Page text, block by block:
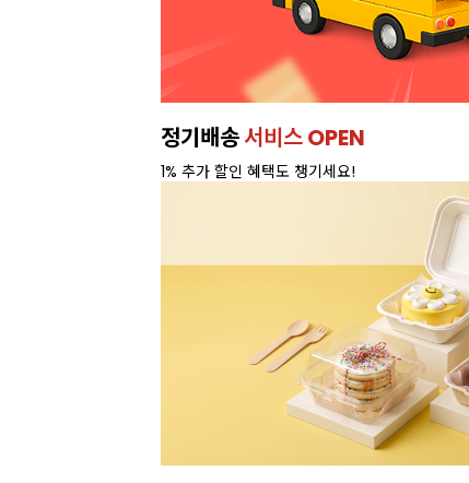
정기배송서비스 OPEN
1% 추가 할인 혜택도 챙기세요!